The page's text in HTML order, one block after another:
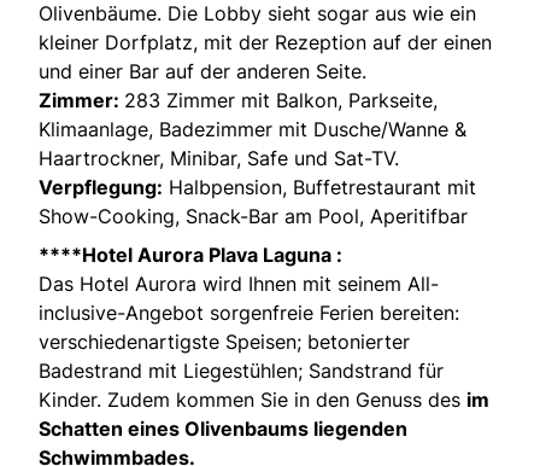
Olivenbäume. Die Lobby sieht sogar aus wie ein
kleiner Dorfplatz, mit der Rezeption auf der einen
und einer Bar auf der anderen Seite.
Zimmer: 283 Zimmer mit Balkon, Parkseite,
Klimaanlage, Badezimmer mit Dusche/Wanne &
Haartrockner, Minibar, Safe und Sat-TV.
Verpflegung: Halbpension, Buffetrestaurant mit
Show-Cooking, Snack-Bar am Pool, Aperitifbar
****Hotel Aurora Plava Laguna :
Das Hotel Aurora wird Ihnen mit seinem All-
inclusive-Angebot sorgenfreie Ferien bereiten:
verschiedenartigste Speisen; betonierter
Badestrand mit Liegestühlen; Sandstrand für
Kinder. Zudem kommen Sie in den Genuss des im
Schatten eines Olivenbaums liegenden
Schwimmbades.